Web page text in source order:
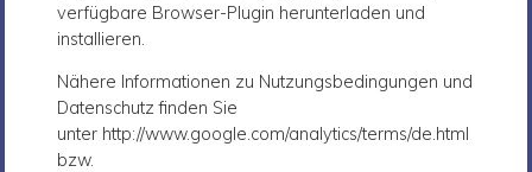
verfügbare Browser-Plugin herunterladen und
installieren.
Nähere Informationen zu Nutzungsbedingungen und
Datenschutz finden Sie
unter http://www.google.com/analytics/terms/de.html
bzw.